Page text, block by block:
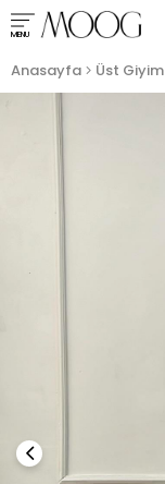
MENU
Anasayfa Üst Giyim